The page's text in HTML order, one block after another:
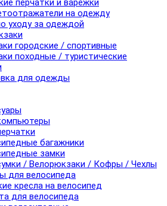
перчатки и варежки
на одежду
уходу за одеждой
городские / спортивные
походные / туристические
для одежды
багажники
замки
/ Велорюкзаки / Кофры / Чехлы
для велосипеда
кресла на велосипед
для велосипеда